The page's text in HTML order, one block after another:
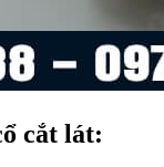
cắt lát: